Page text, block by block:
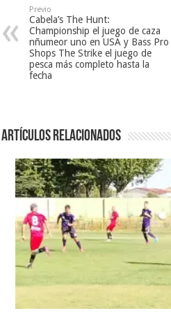
Previo
Cabela’s The Hunt:
Championship el juego de caza
nñumeor uno en USA y Bass Pro
Shops The Strike el juego de
pesca más completo hasta la
fecha
Artículos relacionados